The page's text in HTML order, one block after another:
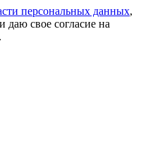
персональных данных,
и даю свое согласие на